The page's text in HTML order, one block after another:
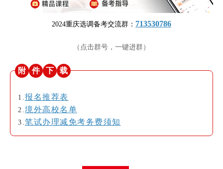
2024重庆选调备考交流群： 713530786
（点击群号，一键进群）
附 件 下 载
1.报名推荐表
2.境外高校名单
3.笔试办理减免考务费须知